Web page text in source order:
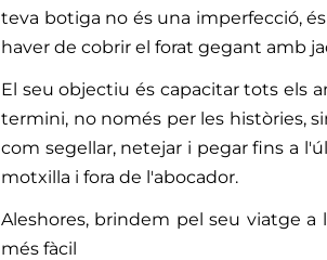
teva botiga no és una imperfecció,
haver de cobrir el forat gegant amb
El seu objectiu és capacitar tots els
termini, no només per les històries,
com segellar, netejar i pegar fins a
motxilla i fora de l'abocador.
Aleshores, brindem pel seu viatge
més fàcil